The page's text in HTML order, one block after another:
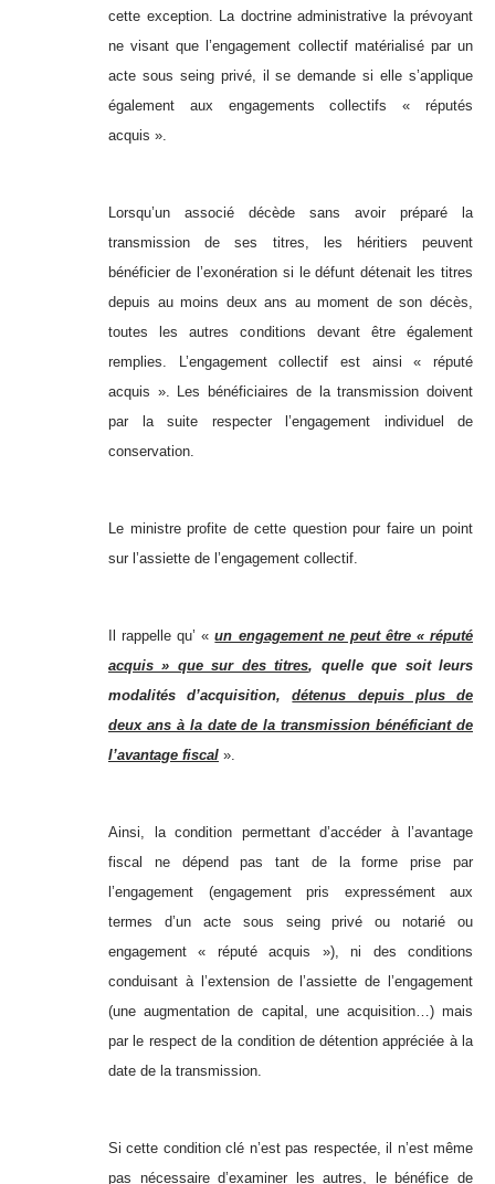
cette exception. La doctrine administrative la prévoyant
ne visant que l’engagement collectif matérialisé par un
acte sous seing privé, il se demande si elle s’applique
également aux engagements collectifs « réputés
acquis ».
Lorsqu’un associé décède sans avoir préparé la
transmission de ses titres, les héritiers peuvent
bénéficier de l’exonération si le défunt détenait les titres
depuis au moins deux ans au moment de son décès,
toutes les autres conditions devant être également
remplies. L’engagement collectif est ainsi « réputé
acquis ». Les bénéficiaires de la transmission doivent
par la suite respecter l’engagement individuel de
conservation.
Le ministre profite de cette question pour faire un point
sur l’assiette de l’engagement collectif.
Il rappelle qu’ «un engagement ne peut être « réputé
acquis » que sur des titres, quelle que soit leurs
modalités d’acquisition,détenus depuis plus de
deux ans à la date de la transmission bénéficiant de
l’avantage fiscal ».
Ainsi, la condition permettant d’accéder à l’avantage
fiscal ne dépend pas tant de la forme prise par
l’engagement (engagement pris expressément aux
termes d’un acte sous seing privé ou notarié ou
engagement « réputé acquis »), ni des conditions
conduisant à l’extension de l’assiette de l’engagement
(une augmentation de capital, une acquisition…) mais
par le respect de la condition de détention appréciée à la
date de la transmission.
Si cette condition clé n’est pas respectée, il n’est même
pas nécessaire d’examiner les autres, le bénéfice de